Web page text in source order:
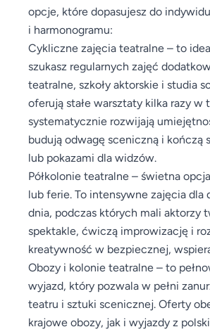
opcje, które dopasujesz do
i harmonogramu:
Cykliczne zajęcia teatralne – to
szukasz regularnych zajęć
teatralne, szkoły aktorskie i studia
oferują stałe warsztaty kilka razy w
systematycznie rozwijają
budują odwagę sceniczną i kończą
lub pokazami dla widzów.
Półkolonie teatralne – świetna
lub ferie. To intensywne zajęcia dla
dnia, podczas których mali aktorzy
spektakle, ćwiczą improwizację i
kreatywność w bezpiecznej,
Obozy i kolonie teatralne – to
wyjazd, który pozwala w pełni
teatru i sztuki scenicznej. Oferty
krajowe obozy, jak i wyjazdy z